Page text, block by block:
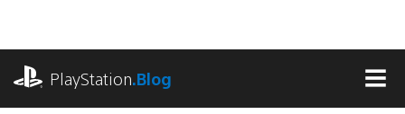
springen
PlayStation.Blog